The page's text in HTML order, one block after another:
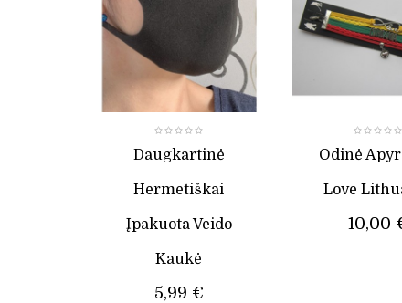
Daugkartinė
Hermetiškai
Įpakuota Veido
Kaukė
5,99 €
Odinė
Love
10,00